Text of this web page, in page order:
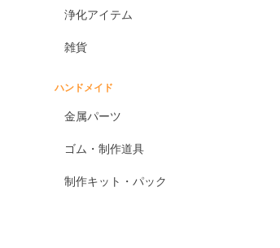
浄化アイテム
雑貨
ハンドメイド
金属パーツ
ゴム・制作道具
制作キット・パック